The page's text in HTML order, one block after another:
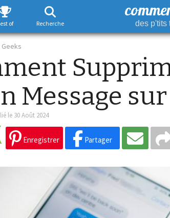
of Recherche des p'tits
Message
le 30 Août 2024
Enregistrer Partager